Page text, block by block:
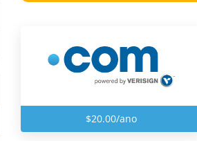
$20.00/ano